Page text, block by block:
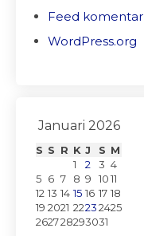
Feed komentar
WordPress.org
Januari 2026
S S R K J S M
1
2 3 4
5 6 7 8 9 1011
12 13 14 15 16 17 18
19 2021 22232425
262728293031